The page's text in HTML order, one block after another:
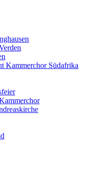
Kammerchor Südafrika